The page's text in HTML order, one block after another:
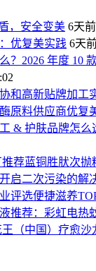
，安全变美 6天
优复美实践 6天
？2026 年度 10
和高新贴牌加工
原料供应商优复
& 护肤品牌怎么
荐蓝铜胜肰次抛
启二次污染的解
评选便捷滋养
推荐：彩虹电热
（中国）疗愈沙